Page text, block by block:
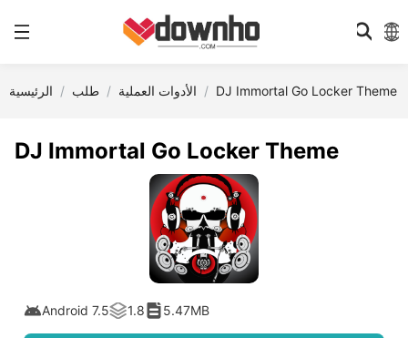
الرئيسية طلب الأدوات العملية DJ Immortal Go Locker Theme
DJ Immortal Go Locker Theme
Android 7.5 1.8 5.47MB